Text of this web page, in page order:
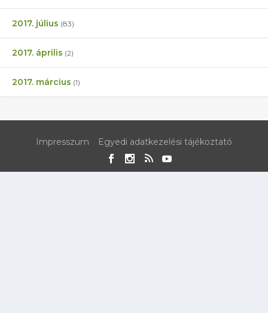
2017. július (83)
2017. április (2)
2017. március (1)
Impresszum Egyedi adatkezelési tájékoztató